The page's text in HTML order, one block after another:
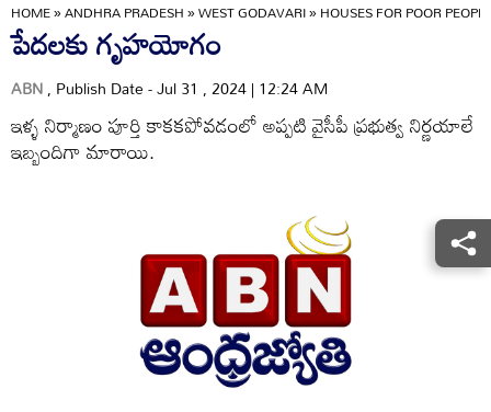
HOME»ANDHRA PRADESH»WEST GODAVARI»HOUSES FOR POOR
పేదలకు గృహయోగం
ABN, Publish Date - Jul 31 , 2024 | 12:24 AM
ఇళ్ళ నిర్మాణం పూర్తి కాకకపోవడంలో అప్పటి వైసీపీ ప్రభుత్వ నిర్ణయాలే
ఇబ్బందిగా మారాయి.